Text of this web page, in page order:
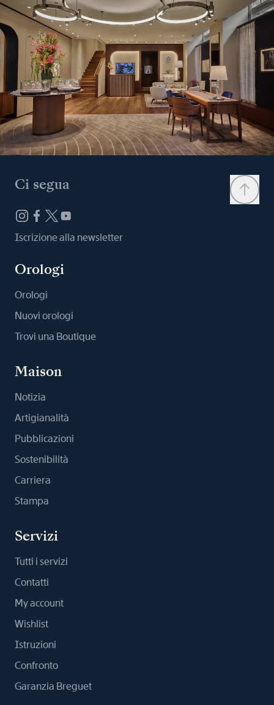
Ci segua
Iscrizione alla newsletter
Orologi
Orologi
Nuovi orologi
Trovi una Boutique
Maison
Notizia
Artigianalità
Pubblicazioni
Sostenibilità
Carriera
Stampa
Servizi
Tutti i servizi
Contatti
My account
Wishlist
Istruzioni
Confronto
Garanzia Breguet